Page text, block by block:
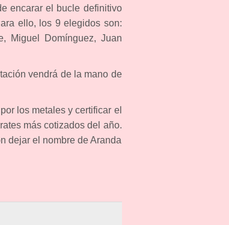
encarar el bucle definitivo
ello, los 9 elegidos son:
Miguel Domínguez, Juan
vendrá de la mano de
los metales y certificar el
más cotizados del año.
dejar el nombre de Aranda